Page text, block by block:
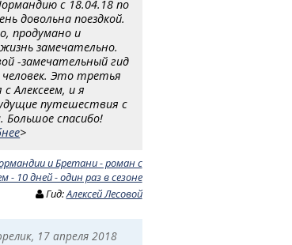
с 18.04.18 по
довольна поездкой.
продумано и
замечательно.
-замечательный гид
человек. Это третья
с Алексеем, и я
путешествия с
Большое спасибо!
>
и Бретани - роман с
- 10 дней - один раз в сезоне
Гид:Алексей Лесовой
17 апреля 2018